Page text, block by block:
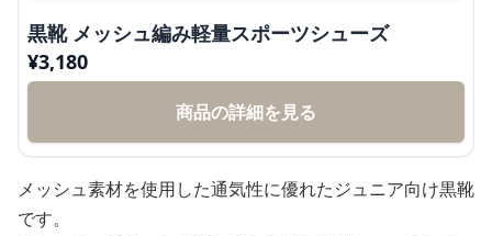
黒靴 メッシュ編み軽量スポーツシューズ
¥3,180
商品の詳細を見る
メッシュ素材を使用した通気性に優れたジュニア向け黒靴
です。